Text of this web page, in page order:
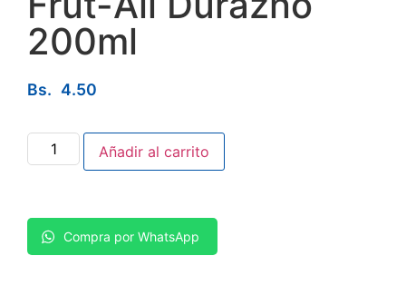
200ml
Bs. 4.50
Añadir al carrito
Compra por WhatsApp